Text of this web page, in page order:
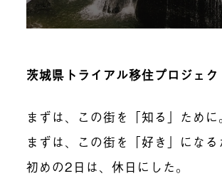
茨城県トライアル移住プロジェ
まずは、この街を「知る」ために。
まずは、この街を「好き」になる
初めの2日は、休日にした。